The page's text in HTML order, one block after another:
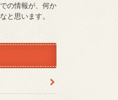
の情報が、何か
と思います。